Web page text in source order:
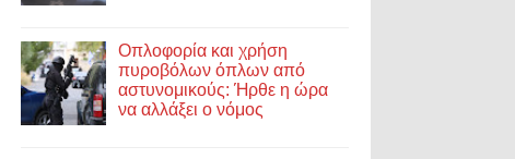
Οπλοφορία και χρήση
πυροβόλων όπλων από
αστυνομικούς: Ήρθε η ώρα
να αλλάξει ο νόμος